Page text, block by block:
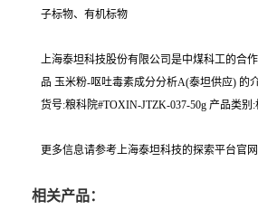
子标物、有机标物
上海泰坦科技股份有限公司是中煤科工的合
品 玉米粉‐呕吐毒素成分分析A(泰坦供应) 的
货号:粮科院#TOXIN-JTZK-037-50g 产品类别:
更多信息请参考上海泰坦科技的探索平台官
相关产品：